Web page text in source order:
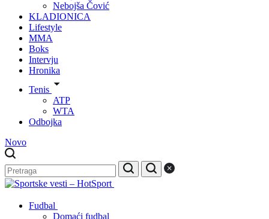
Nebojša Čović
KLADIONICA
Lifestyle
MMA
Boks
Intervju
Hronika
Tenis
ATP
WTA
Odbojka
Novo
Fudbal
Domaći fudbal